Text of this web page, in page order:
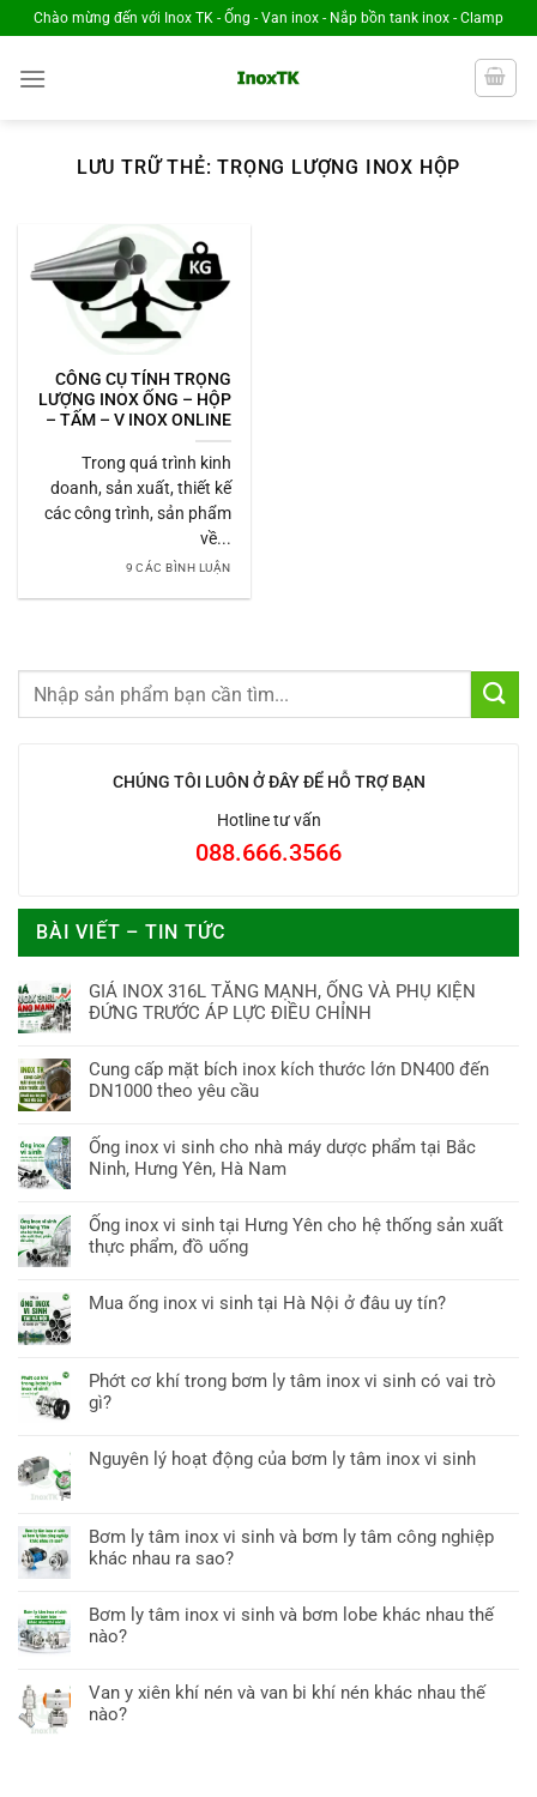
Chuyển
đến
nội
Chào mừng đến với Inox TK - Ống - Van inox - Nắp bồn tank inox - Clamp
LƯU TRỮ THẺ:TRỌNG LƯỢNG INOX HỘP
CÔNG CỤ TÍNH TRỌNG
LƯỢNG INOX ỐNG – HỘP
– TẤM – V INOX ONLINE
Trong quá trình kinh
doanh, sản xuất, thiết kế
các công trình, sản phẩm
về...
9 CÁC BÌNH LUẬN
CHÚNG TÔI LUÔN Ở ĐÂY ĐỂ HỖ TRỢ BẠN
Hotline tư vấn
088.666.3566
BÀI VIẾT – TIN TỨC
GIÁ INOX 316L TĂNG MẠNH, ỐNG VÀ PHỤ KIỆN
ĐỨNG TRƯỚC ÁP LỰC ĐIỀU CHỈNH
Cung cấp mặt bích inox kích thước lớn DN400 đến
DN1000 theo yêu cầu
Ống inox vi sinh cho nhà máy dược phẩm tại Bắc
Ninh, Hưng Yên, Hà Nam
Ống inox vi sinh tại Hưng Yên cho hệ thống sản xuất
thực phẩm, đồ uống
Mua ống inox vi sinh tại Hà Nội ở đâu uy tín?
Phớt cơ khí trong bơm ly tâm inox vi sinh có vai trò
gì?
Nguyên lý hoạt động của bơm ly tâm inox vi sinh
Bơm ly tâm inox vi sinh và bơm ly tâm công nghiệp
khác nhau ra sao?
Bơm ly tâm inox vi sinh và bơm lobe khác nhau thế
nào?
Van y xiên khí nén và van bi khí nén khác nhau thế
nào?